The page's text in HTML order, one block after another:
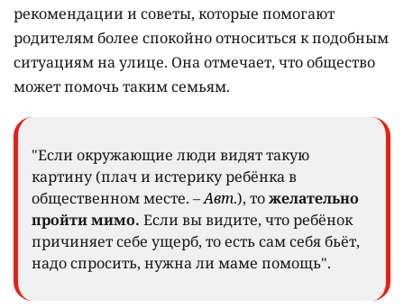
рекомендации и советы, которые помогают
родителям более спокойно относиться к подобным
ситуациям на улице. Она отмечает, что общество
может помочь таким семьям.
"Если окружающие люди видят такую
картину (плач и истерику ребёнка в
общественном месте. –Авт.), тожелательно
пройти мимо. Если вы видите, что ребёнок
причиняет себе ущерб, то есть сам себя бьёт,
надо спросить, нужна ли маме помощь".